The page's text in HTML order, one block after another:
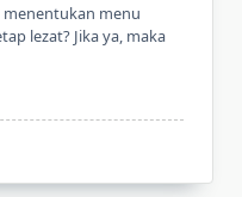
menu
lezat? Jika ya, maka